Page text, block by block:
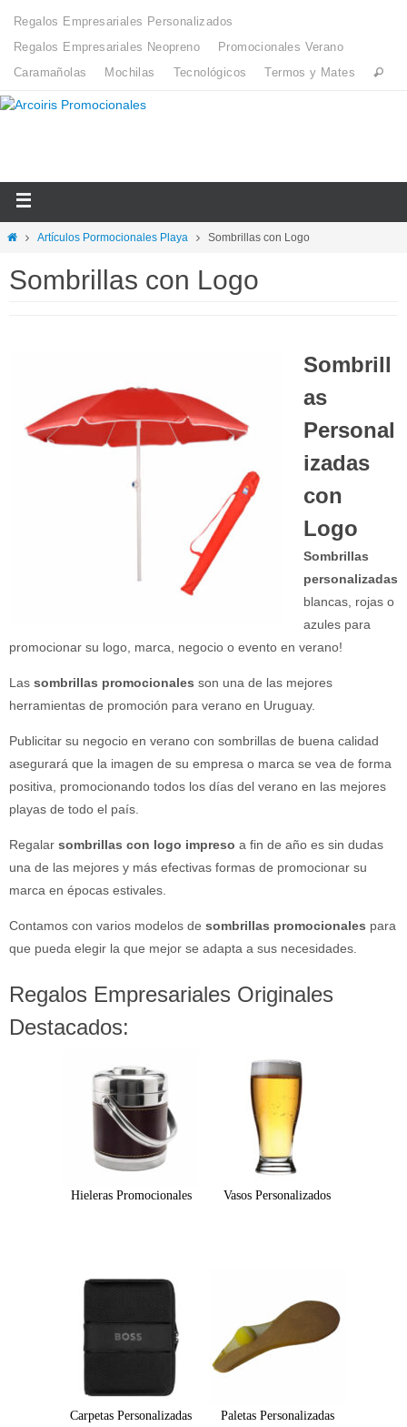
Regalos Empresariales Personalizados
Regalos Empresariales Neopreno
Promocionales Verano
Caramañolas
Mochilas Tecnológicos Termos y Mates
Artículos Pormocionales Playa Sombrillas con Logo
Sombrillas con Logo
Sombrill
as
Personal
izadas
con
Logo
Sombrillas
personalizadas
blancas, rojas o
azules para
promocionar su logo, marca, negocio o evento en verano!
Las sombrillas promocionales son una de las mejores
herramientas de promoción para verano en Uruguay.
Publicitar su negocio en verano con sombrillas de buena calidad
asegurará que la imagen de su empresa o marca se vea de forma
positiva, promocionando todos los días del verano en las mejores
playas de todo el país.
Regalar sombrillas con logo impreso a fin de año es sin dudas
una de las mejores y más efectivas formas de promocionar su
marca en épocas estivales.
Contamos con varios modelos de sombrillas promocionales para
que pueda elegir la que mejor se adapta a sus necesidades.
Regalos Empresariales Originales
Destacados:
Hieleras Promocionales Vasos Personalizados
Carpetas Personalizadas Paletas Personalizadas